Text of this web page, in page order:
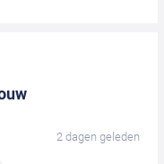
2 dagen geleden